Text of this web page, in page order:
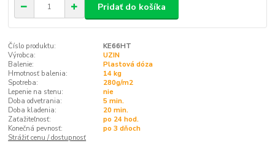
Pridať do košíka
Číslo produktu:
KE66HT
Výrobca:
UZIN
Balenie:
Plastová dóza
Hmotnosť balenia:
14 kg
Spotreba:
280g/m2
Lepenie na stenu:
nie
Doba odvetrania:
5 min.
Doba kladenia:
20 min.
Zaťažiteľnosť:
po 24 hod.
Konečná pevnosť:
po 3 dňoch
Strážiť cenu / dostupnosť